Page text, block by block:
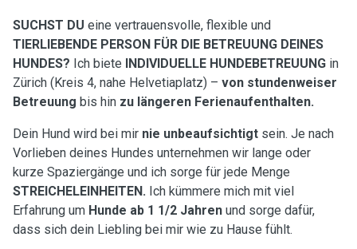
SUCHST DU eine vertrauensvolle, flexible und
TIERLIEBENDE PERSON FÜR DIE BETREUUNG DEINES
HUNDES? Ich biete INDIVIDUELLE HUNDEBETREUUNG in
Zürich (Kreis 4, nahe Helvetiaplatz) – von stundenweiser
Betreuung bis hin zu längeren Ferienaufenthalten.
Dein Hund wird bei mir nie unbeaufsichtigt sein. Je nach
Vorlieben deines Hundes unternehmen wir lange oder
kurze Spaziergänge und ich sorge für jede Menge
STREICHELEINHEITEN. Ich kümmere mich mit viel
Erfahrung um Hunde ab 1 1/2 Jahren und sorge dafür,
dass sich dein Liebling bei mir wie zu Hause fühlt.